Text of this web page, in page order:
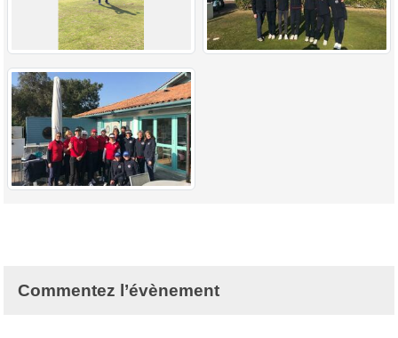
Commentez l’évènement